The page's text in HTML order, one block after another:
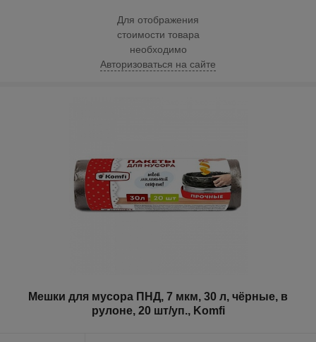
Для отображения
стоимости товара
необходимо
Авторизоваться на сайте
Мешки для мусора ПНД, 7 мкм, 30 л, чёрные, в
рулоне, 20 шт/уп., Komfi